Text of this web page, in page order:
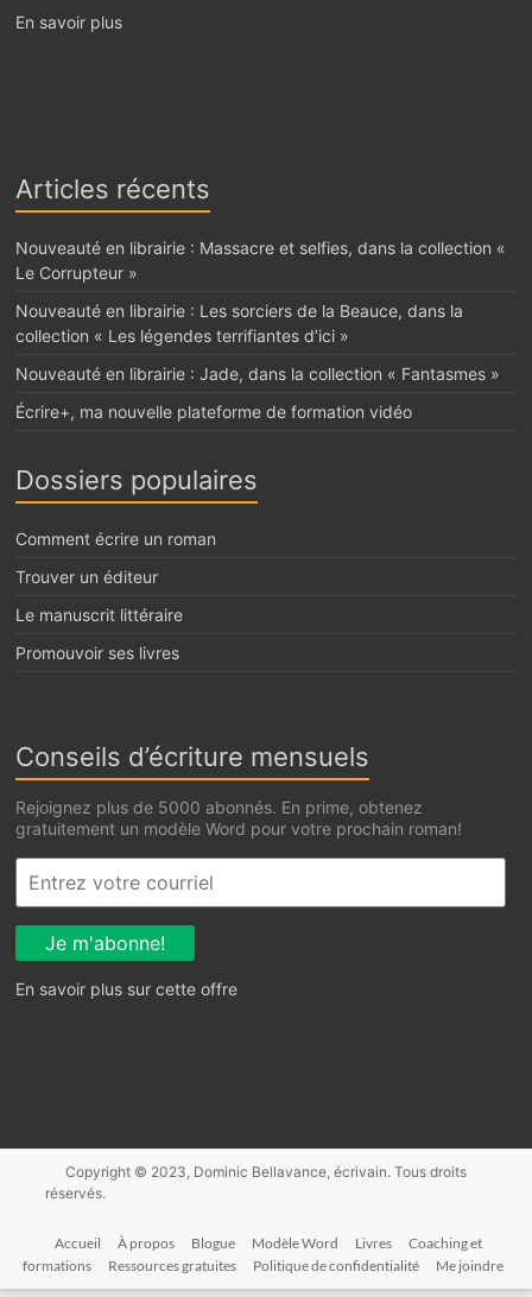
En savoir plus
Articles récents
Nouveauté en librairie : Massacre et selfies, dans la collection «
Le Corrupteur »
Nouveauté en librairie : Les sorciers de la Beauce, dans la
collection « Les légendes terrifiantes d’ici »
Nouveauté en librairie : Jade, dans la collection « Fantasmes »
Écrire+, ma nouvelle plateforme de formation vidéo
Dossiers populaires
Comment écrire un roman
Trouver un éditeur
Le manuscrit littéraire
Promouvoir ses livres
Conseils d’écriture mensuels
Rejoignez plus de 5000 abonnés. En prime, obtenez
gratuitement un modèle Word pour votre prochain roman!
En savoir plus sur cette offre
Accueil À propos Blogue Modèle Word Livres
Coaching et
formations
Ressources gratuites Politique de confidentialité Me joindre